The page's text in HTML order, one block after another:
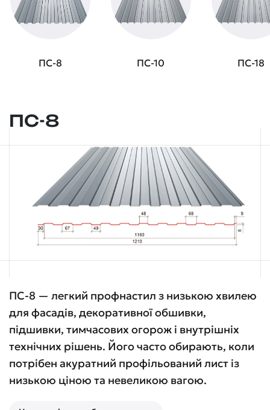
ПС-8 ПС-10 ПС-18
ПС-8
ПС-8 — легкий профнастил з низькою хвилею
для фасадів, декоративної обшивки,
підшивки, тимчасових огорож і внутрішніх
технічних рішень. Його часто обирають, коли
потрібен акуратний профільований лист із
низькою ціною та невеликою вагою.